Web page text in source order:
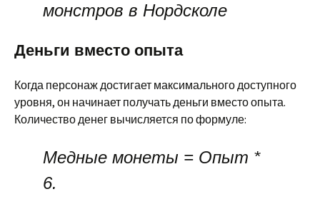
монстров в Нордсколе
Деньги вместо опыта
Когда персонаж достигает максимального доступного
уровня, он начинает получать деньги вместо опыта.
Количество денег вычисляется по формуле:
Медные монеты = Опыт *
6.